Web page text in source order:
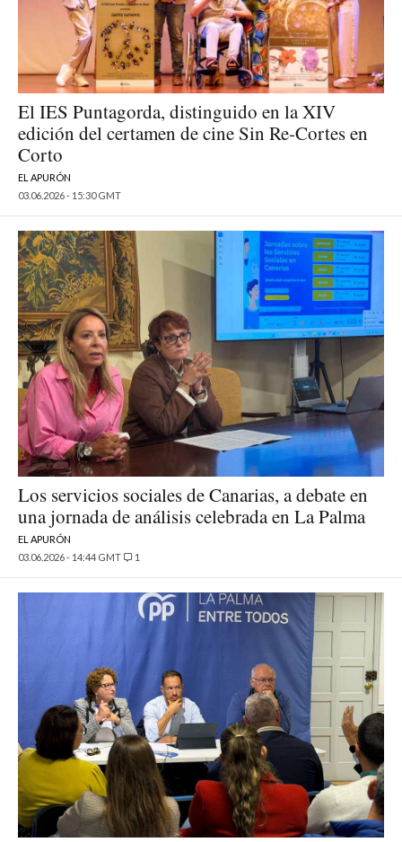
El IES Puntagorda, distinguido en la XIV
edición del certamen de cine Sin Re-Cortes en
Corto
EL APURÓN
03.06.2026 - 15:30 GMT
Los servicios sociales de Canarias, a debate en
una jornada de análisis celebrada en La Palma
EL APURÓN
03.06.2026 - 14:44 GMT
1